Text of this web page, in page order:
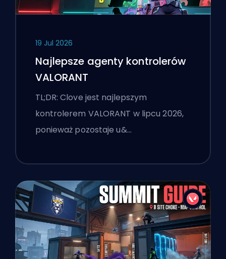
19 Jul 2026
Najlepsze agenty kontrolerów
VALORANT
TL;DR: Clove jest najlepszym
kontrolerem VALORANT w lipcu 2026,
ponieważ pozostaje u&…